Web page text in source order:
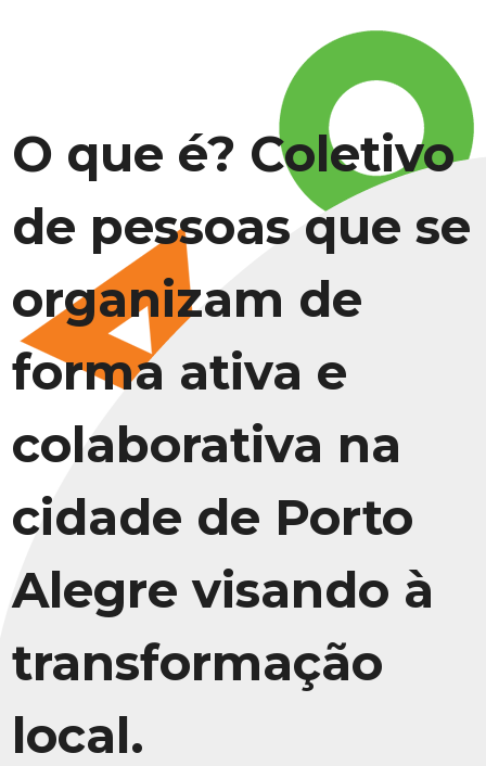
O que é? Coletivo
de pessoas que se
organizam de
forma ativa e
colaborativa na
cidade de Porto
Alegre visando à
transformação
local.